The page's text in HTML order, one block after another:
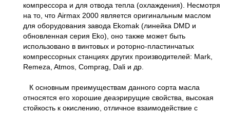
компрессора и для отвода тепла (охлаждения). Несмотря
на то, что Airmax 2000 является оригинальным маслом
для оборудования завода Ekomak (линейка DMD и
обновленная серия Eko), оно также может быть
использовано в винтовых и роторно-пластинчатых
компрессорных станциях других производителей: Mark,
Remeza, Atmos, Comprag, Dali и др.
К основным преимуществам данного сорта масла
относятся его хорошие деаэрирущие свойства, высокая
стойкость к окислению, отличное взаимодействие с